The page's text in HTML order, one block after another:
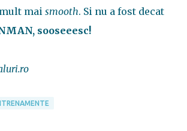
mai smooth. Si nu a fost decat
sooseeesc!